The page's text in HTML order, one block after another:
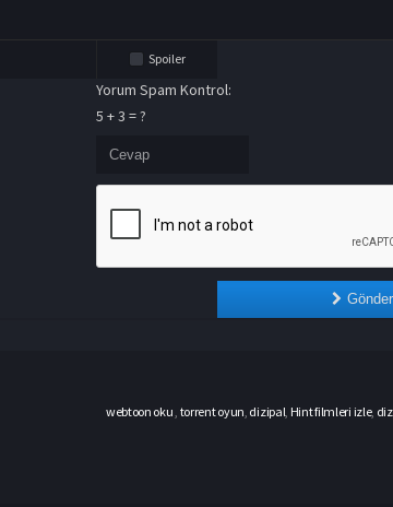
Spoiler
Yorum Spam Kontrol:
5 + 3 = ?
Gönder
webtoon oku torrent oyun dizipal Hint filmleri izle,